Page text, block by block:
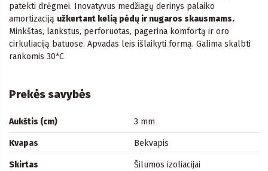
patekti drėgmei. Inovatyvus medžiagų derinys palaiko
amortizaciją užkertant kelią pėdų ir nugaros skausmams.
Minkštas, lankstus, perforuotas, pagerina komfortą ir oro
cirkuliaciją batuose. Apvadas leis išlaikyti formą. Galima skalbti
rankomis 30*C
Prekės savybės
Aukštis (cm) 3 mm
Kvapas Bekvapis
Skirtas Šilumos izoliacijai